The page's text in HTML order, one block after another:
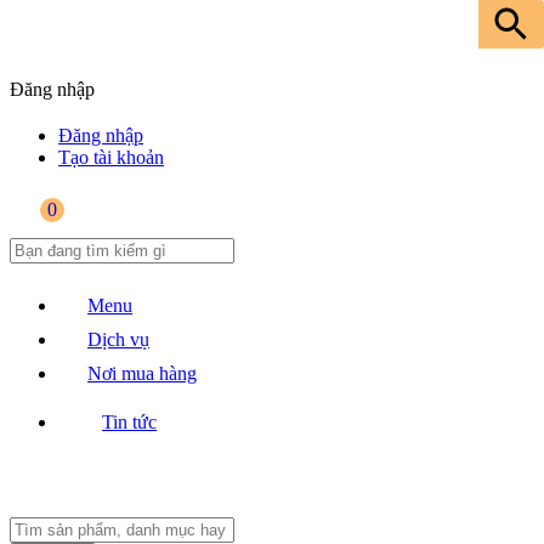
Đăng nhập
Đăng nhập
Tạo tài khoản
0
Menu
Dịch vụ
Nơi mua hàng
Tin tức